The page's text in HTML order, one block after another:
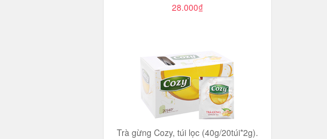
28.000₫
Trà gừng Cozy, túi lọc (40g/20túi*2g).